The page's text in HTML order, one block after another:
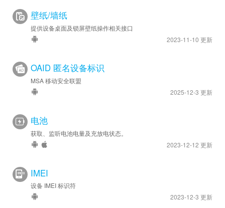
壁纸/墙纸
提供设备桌面及锁屏壁纸操作相关接口
2023-11-10 更新
OAID 匿名设备标识
MSA 移动安全联盟
2025-12-3 更新
电池
获取、监听电池电量及充放电状态。
2023-12-12 更新
IMEI
设备 IMEI 标识符
2023-12-3 更新